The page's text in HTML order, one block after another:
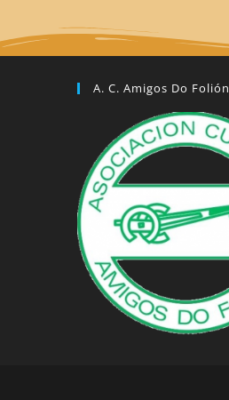
A. C. Amigos Do Folión